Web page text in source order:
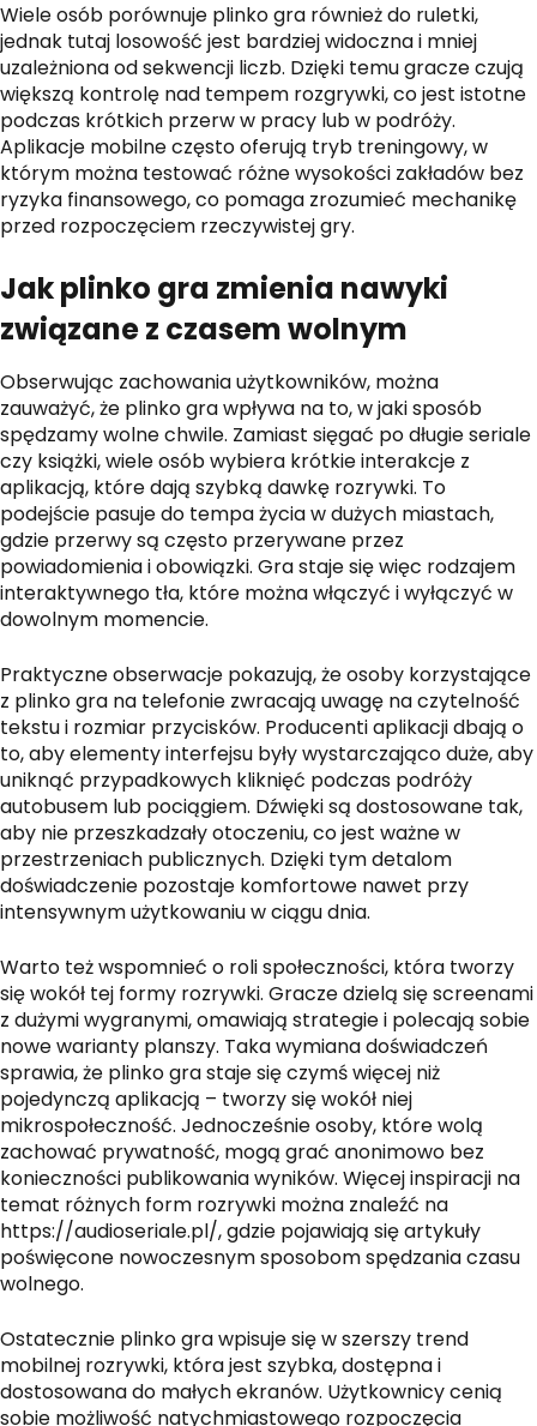
Wiele osób porównuje plinko gra również do ruletki,
jednak tutaj losowość jest bardziej widoczna i mniej
uzależniona od sekwencji liczb. Dzięki temu gracze czują
większą kontrolę nad tempem rozgrywki, co jest istotne
podczas krótkich przerw w pracy lub w podróży.
Aplikacje mobilne często oferują tryb treningowy, w
którym można testować różne wysokości zakładów bez
ryzyka finansowego, co pomaga zrozumieć mechanikę
przed rozpoczęciem rzeczywistej gry.
Jak plinko gra zmienia nawyki
związane z czasem wolnym
Obserwując zachowania użytkowników, można
zauważyć, że plinko gra wpływa na to, w jaki sposób
spędzamy wolne chwile. Zamiast sięgać po długie seriale
czy książki, wiele osób wybiera krótkie interakcje z
aplikacją, które dają szybką dawkę rozrywki. To
podejście pasuje do tempa życia w dużych miastach,
gdzie przerwy są często przerywane przez
powiadomienia i obowiązki. Gra staje się więc rodzajem
interaktywnego tła, które można włączyć i wyłączyć w
dowolnym momencie.
Praktyczne obserwacje pokazują, że osoby korzystające
z plinko gra na telefonie zwracają uwagę na czytelność
tekstu i rozmiar przycisków. Producenti aplikacji dbają o
to, aby elementy interfejsu były wystarczająco duże, aby
uniknąć przypadkowych kliknięć podczas podróży
autobusem lub pociągiem. Dźwięki są dostosowane tak,
aby nie przeszkadzały otoczeniu, co jest ważne w
przestrzeniach publicznych. Dzięki tym detalom
doświadczenie pozostaje komfortowe nawet przy
intensywnym użytkowaniu w ciągu dnia.
Warto też wspomnieć o roli społeczności, która tworzy
się wokół tej formy rozrywki. Gracze dzielą się screenami
z dużymi wygranymi, omawiają strategie i polecają sobie
nowe warianty planszy. Taka wymiana doświadczeń
sprawia, że plinko gra staje się czymś więcej niż
pojedynczą aplikacją – tworzy się wokół niej
mikrospołeczność. Jednocześnie osoby, które wolą
zachować prywatność, mogą grać anonimowo bez
konieczności publikowania wyników. Więcej inspiracji na
temat różnych form rozrywki można znaleźć na
https://audioseriale.pl/, gdzie pojawiają się artykuły
poświęcone nowoczesnym sposobom spędzania czasu
wolnego.
Ostatecznie plinko gra wpisuje się w szerszy trend
mobilnej rozrywki, która jest szybka, dostępna i
dostosowana do małych ekranów. Użytkownicy cenią
sobie możliwość natychmiastowego rozpoczęcia